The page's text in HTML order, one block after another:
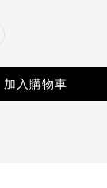
加入購物車